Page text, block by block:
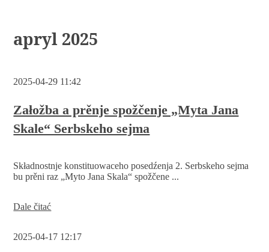
apryl 2025
2025-04-29 11:42
Załožba a prěnje spožčenje „Myta Jana
Skale“ Serbskeho sejma
Składnostnje konstituowaceho posedźenja 2. Serbskeho sejma
bu prěni raz „Myto Jana Skala“ spožčene ...
Dale čitaćZałožba
spožčenje
2025-04-17 12:17